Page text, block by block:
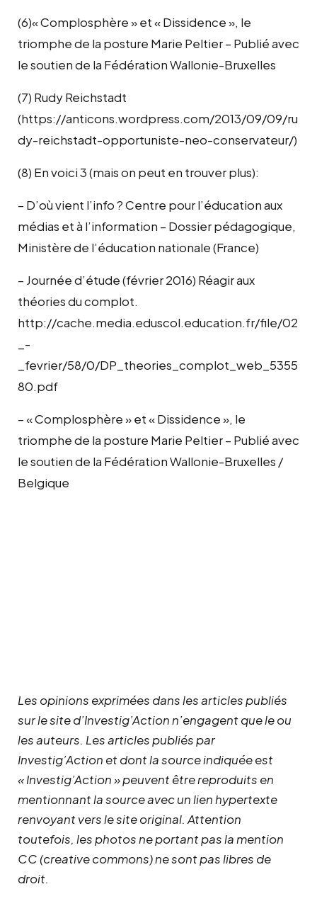
(6)« Complosphère » et « Dissidence », le
triomphe de la posture Marie Peltier – Publié avec
le soutien de la Fédération Wallonie-Bruxelles
(7) Rudy Reichstadt
(https://anticons.wordpress.com/2013/09/09/ru
dy-reichstadt-opportuniste-neo-conservateur/)
(8) En voici 3 (mais on peut en trouver plus):
– D’où vient l’info ? Centre pour l’éducation aux
médias et à l’information – Dossier pédagogique,
Ministère de l’éducation nationale (France)
– Journée d’étude (février 2016) Réagir aux
théories du complot.
http://cache.media.eduscol.education.fr/file/02
_-
_fevrier/58/0/DP_theories_complot_web_5355
80.pdf
– « Complosphère » et « Dissidence », le
triomphe de la posture Marie Peltier – Publié avec
le soutien de la Fédération Wallonie-Bruxelles /
Belgique
Les opinions exprimées dans les articles publiés
sur le site d’Investig’Action n’engagent que le ou
les auteurs. Les articles publiés par
Investig’Action et dont la source indiquée est
« Investig’Action » peuvent être reproduits en
mentionnant la source avec un lien hypertexte
renvoyant vers le site original. Attention
toutefois, les photos ne portant pas la mention
CC (creative commons) ne sont pas libres de
droit.